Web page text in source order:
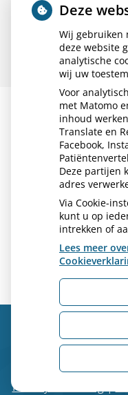
U heeft
voor
Uw
Privacy verklaring
Deze
Wij gebruiken
deze website
analytische
wij uw
Voor
met Matomo
inhoud
Translate en
Facebook,
Deze partijen
adres
Via Cookie-
kunt u op
intrekken of
Lees meer